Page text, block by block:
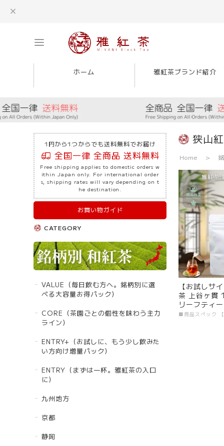
ホーム 雅紅茶ブランド紹介
1円から1つからでも送料無料でお届け
全国一律 全商品 送料無料
Free shipping applies to domestic orders w
ithin Japan only. For international order
s, shipping rates will vary depending on t
he destination.
お買い物ガイド
CATEGORY
VALUE（毎日飲む方へ。銘柄別に選
べる大容量お得パック）
CORE（茶園ごとの個性を味わう主力
ライン）
ENTRY+（お試しに、もう少し飲みた
い方向け増量パック）
ENTRY（まずは一杯。雅紅茶の入口
に）
九州地方
京都
静岡
狭山
Home
【お試しサ
茶 上谷ヶ貫
リーフティ
まずは一杯